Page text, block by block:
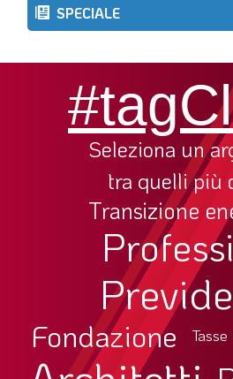
SPECIALE
Seleziona un
tra quelli più
Transizione
Fondazione Tasse